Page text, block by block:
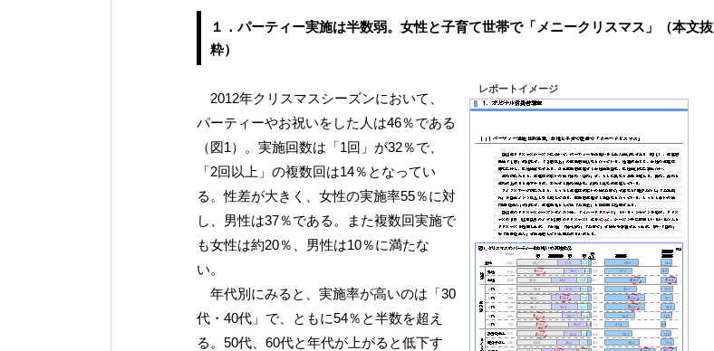
１．パーティー実施は半数弱。女性と子育て世帯で「メニークリスマス」（本文抜
粋）
レポートイメージ
2012年クリスマスシーズンにおいて、
パーティーやお祝いをした人は46％である
（図1）。実施回数は「1回」が32％で、
「2回以上」の複数回は14％となってい
る。性差が大きく、女性の実施率55％に対
し、男性は37％である。また複数回実施で
も女性は約20％、男性は10％に満たな
い。
年代別にみると、実施率が高いのは「30
代・40代」で、ともに54％と半数を超え
る。50代、60代と年代が上がると低下す